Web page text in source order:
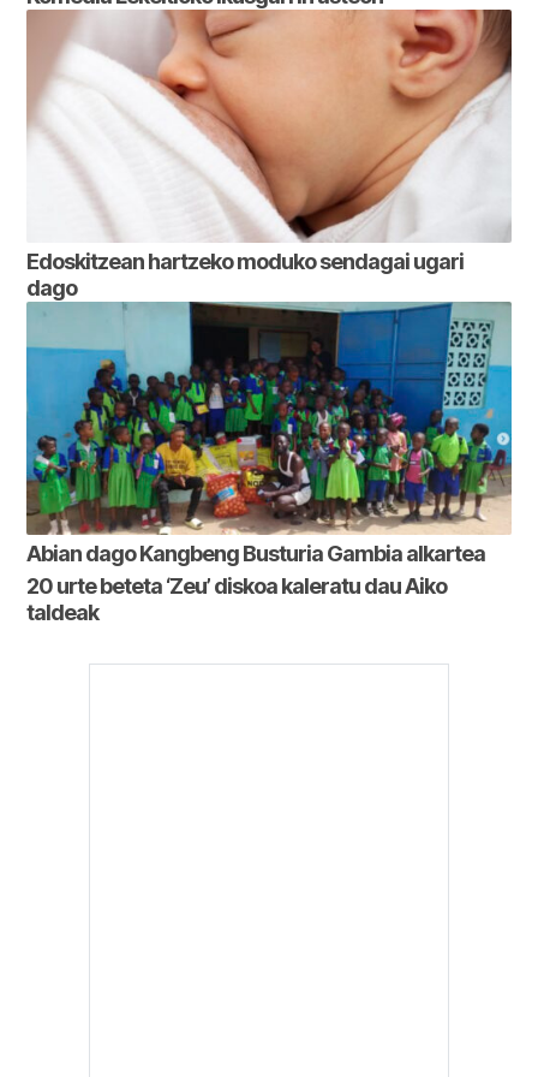
Edoskitzean hartzeko moduko sendagai ugari
dago
Abian dago Kangbeng Busturia Gambia alkartea
20 urte beteta ‘Zeu’ diskoa kaleratu dau Aiko
taldeak